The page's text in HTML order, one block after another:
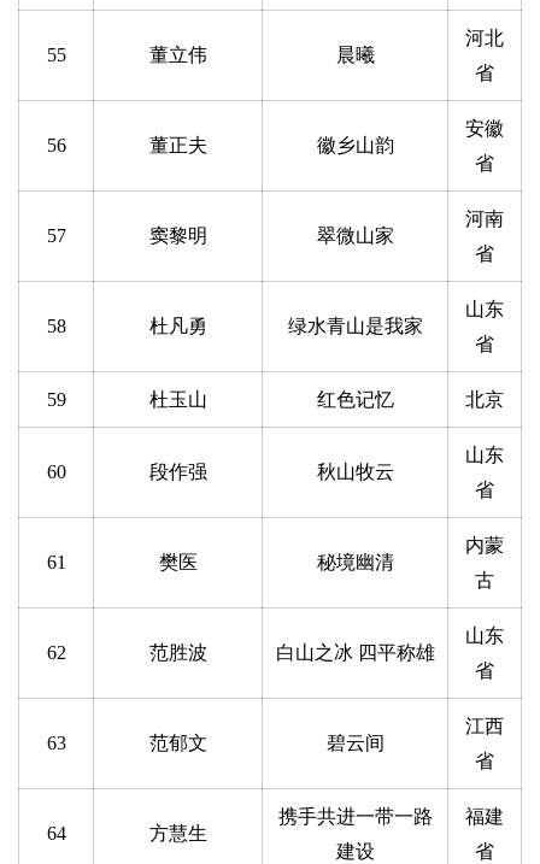
55 董立伟 晨曦
河北
省
56 董正夫 徽乡山韵
安徽
省
57 窦黎明 翠微山家
河南
省
58 杜凡勇 绿水青山是我家
山东
省
59 杜玉山 红色记忆 北京
60 段作强 秋山牧云
山东
省
61 樊医 秘境幽清
内蒙
古
62 范胜波 白山之冰 四平称雄
山东
省
63 范郁文 碧云间
江西
省
64 方慧生
携手共进一带一路
建设
福建
省